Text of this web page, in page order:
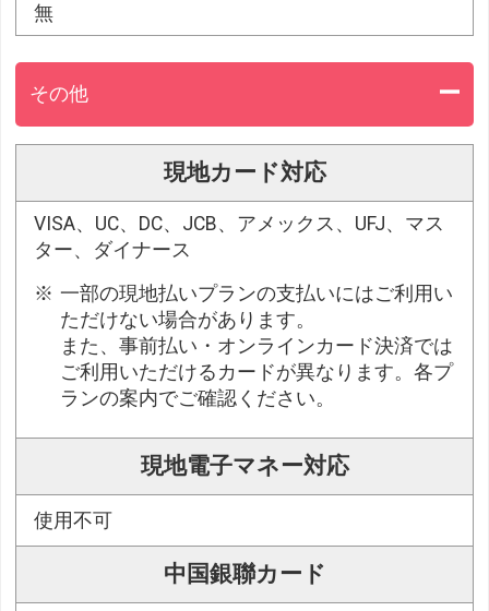
無
その他
現地カード対応
VISA、UC、DC、JCB、アメックス、UFJ、マス
ター、ダイナース
一部の現地払いプランの支払いにはご利用い
ただけない場合があります。
また、事前払い・オンラインカード決済では
ご利用いただけるカードが異なります。各プ
ランの案内でご確認ください。
現地電子マネー対応
使用不可
中国銀聯カード